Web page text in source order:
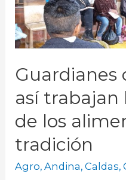
Guardianes
así trabajan
de los
tradición
Agro,Andina,Caldas,